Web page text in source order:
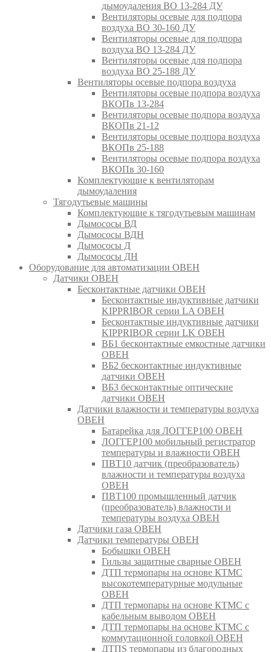
дымоудаления ВО 13-284 ДУ
Вентиляторы осевые для подпора
воздуха ВО 30-160 ДУ
Вентиляторы осевые для подпора
воздуха ВО 13-284 ДУ
Вентиляторы осевые для подпора
воздуха ВО 25-188 ДУ
Вентиляторы осевые подпора воздуха
Вентиляторы осевые подпора воздуха
ВКОПв 13-284
Вентиляторы осевые подпора воздуха
ВКОПв 21-12
Вентиляторы осевые подпора воздуха
ВКОПв 25-188
Вентиляторы осевые подпора воздуха
ВКОПв 30-160
Комплектующие к вентиляторам
дымоудаления
Тягодутьевые машины
Комплектующие к тягодутьевым машинам
Дымососы ВД
Дымососы ВДН
Дымососы Д
Дымососы ДН
Оборудование для автоматизации ОВЕН
Датчики ОВЕН
Бесконтактные датчики ОВЕН
Бесконтактные индуктивные датчики
KIPPRIBOR серии LA ОВЕН
Бесконтактные индуктивные датчики
KIPPRIBOR серии LK ОВЕН
ВБ1 бесконтактные емкостные датчики
ОВЕН
ВБ2 бесконтактные индуктивные
датчики ОВЕН
ВБ3 бесконтактные оптические
датчики ОВЕН
Датчики влажности и температуры воздуха
ОВЕН
Батарейка для ЛОГГЕР100 ОВЕН
ЛОГГЕР100 мобильный регистратор
температуры и влажности ОВЕН
ПВТ10 датчик (преобразователь)
влажности и температуры воздуха
ОВЕН
ПВТ100 промышленный датчик
(преобразователь) влажности и
температуры воздуха ОВЕН
Датчики газа ОВЕН
Датчики температуры ОВЕН
Бобышки ОВЕН
Гильзы защитные сварные ОВЕН
ДТП термопары на основе КТМС
высокотемпературные модульные
ОВЕН
ДТП термопары на основе КТМС с
кабельным выводом ОВЕН
ДТП термопары на основе КТМС с
коммутационной головкой ОВЕН
ДТПS термопары из благородных